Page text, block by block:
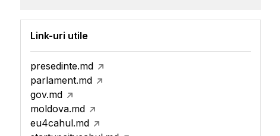
Link-uri utile
presedinte.md
parlament.md
gov.md
moldova.md
eu4cahul.md